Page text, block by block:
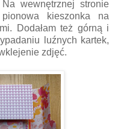
wewnętrznej stronie
kieszonka na
Dodałam też górną i
luźnych kartek,
zdjęć.